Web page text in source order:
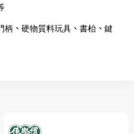
柄、硬物質料玩具、書枱、鍵